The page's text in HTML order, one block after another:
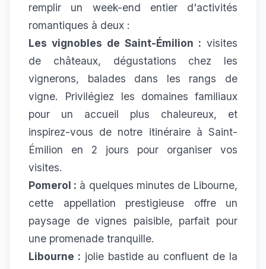
remplir un week-end entier d'activités
romantiques à deux :
Les vignobles de Saint-Émilion : visites
de châteaux, dégustations chez les
vignerons, balades dans les rangs de
vigne. Privilégiez les domaines familiaux
pour un accueil plus chaleureux, et
inspirez-vous de notre itinéraire à Saint-
Émilion en 2 jours pour organiser vos
visites.
Pomerol : à quelques minutes de Libourne,
cette appellation prestigieuse offre un
paysage de vignes paisible, parfait pour
une promenade tranquille.
Libourne : jolie bastide au confluent de la